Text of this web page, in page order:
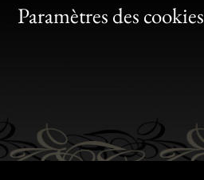
Paramètres des cookies